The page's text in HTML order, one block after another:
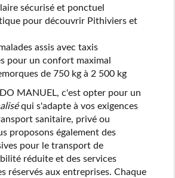
sécurisé et ponctuel
pour découvrir Pithiviers et
assis avec taxis
pour un confort maximal
de 750 kg à 2 500 kg
MANUEL, c'est opter pour un
qui s'adapte à vos exigences
sanitaire, privé ou
proposons également des
pour le transport de
réduite et des services
réservés aux entreprises. Chaque